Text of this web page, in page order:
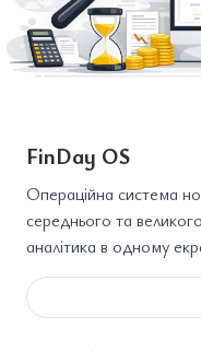
FinDay OS
Операційна система
середнього та
аналітика в одному